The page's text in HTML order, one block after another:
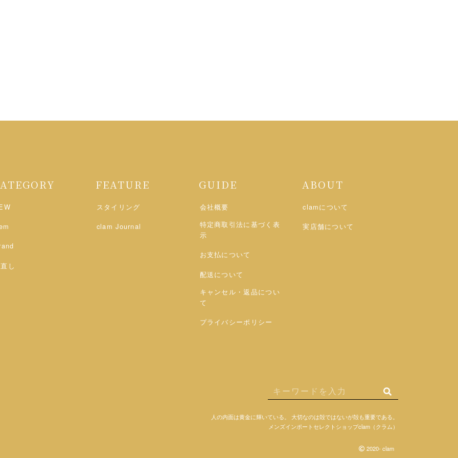
し
FEATURE
スタイリング
clam Journal
GUIDE
会社概要
特定商取引法に基づく表
示
お支払について
配送について
キャンセル・返品につい
て
プライバシーポリシー
ABOUT
clamについて
実店舗について
人の内面は黄金に輝いている。
大切なのは殻ではないが殻も重要である。
メンズインポートセレクトショップclam（クラム）
2020- clam